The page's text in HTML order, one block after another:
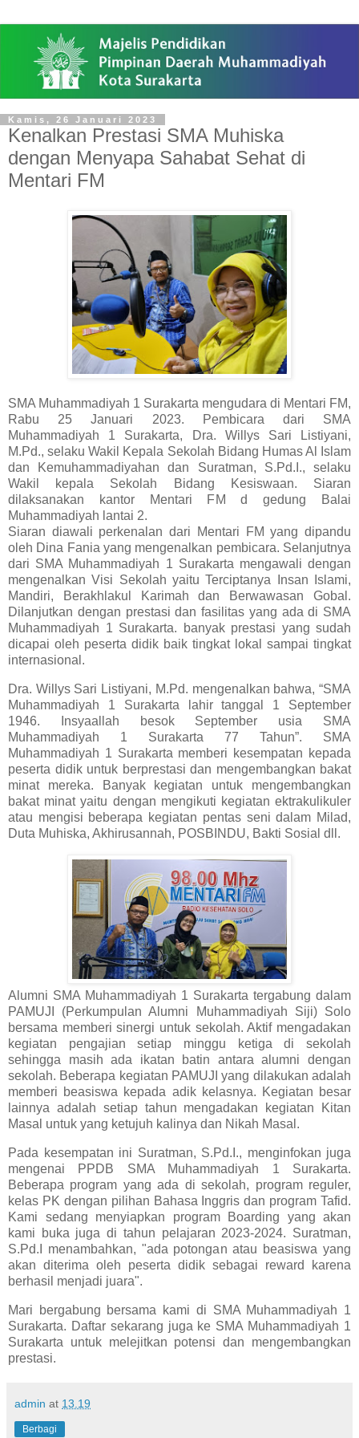
Kamis, 26 Januari 2023
Kenalkan Prestasi SMA Muhiska
dengan Menyapa Sahabat Sehat di
Mentari FM
SMA Muhammadiyah 1 Surakarta mengudara di Mentari FM,
Rabu 25 Januari 2023. Pembicara dari SMA
Muhammadiyah 1 Surakarta, Dra. Willys Sari Listiyani,
M.Pd., selaku Wakil Kepala Sekolah Bidang Humas Al Islam
dan Kemuhammadiyahan dan Suratman, S.Pd.I., selaku
Wakil kepala Sekolah Bidang Kesiswaan. Siaran
dilaksanakan kantor Mentari FM d gedung Balai
Muhammadiyah lantai 2.
Siaran diawali perkenalan dari Mentari FM yang dipandu
oleh Dina Fania yang mengenalkan pembicara. Selanjutnya
dari SMA Muhammadiyah 1 Surakarta mengawali dengan
mengenalkan Visi Sekolah yaitu Terciptanya Insan Islami,
Mandiri, Berakhlakul Karimah dan Berwawasan Gobal.
Dilanjutkan dengan prestasi dan fasilitas yang ada di SMA
Muhammadiyah 1 Surakarta. banyak prestasi yang sudah
dicapai oleh peserta didik baik tingkat lokal sampai tingkat
internasional.
Dra. Willys Sari Listiyani, M.Pd. mengenalkan bahwa, “SMA
Muhammadiyah 1 Surakarta lahir tanggal 1 September
1946. Insyaallah besok September usia SMA
Muhammadiyah 1 Surakarta 77 Tahun”. SMA
Muhammadiyah 1 Surakarta memberi kesempatan kepada
peserta didik untuk berprestasi dan mengembangkan bakat
minat mereka. Banyak kegiatan untuk mengembangkan
bakat minat yaitu dengan mengikuti kegiatan ektrakulikuler
atau mengisi beberapa kegiatan pentas seni dalam Milad,
Duta Muhiska, Akhirusannah, POSBINDU, Bakti Sosial dll.
Alumni SMA Muhammadiyah 1 Surakarta tergabung dalam
PAMUJI (Perkumpulan Alumni Muhammadiyah Siji) Solo
bersama memberi sinergi untuk sekolah. Aktif mengadakan
kegiatan pengajian setiap minggu ketiga di sekolah
sehingga masih ada ikatan batin antara alumni dengan
sekolah. Beberapa kegiatan PAMUJI yang dilakukan adalah
memberi beasiswa kepada adik kelasnya. Kegiatan besar
lainnya adalah setiap tahun mengadakan kegiatan Kitan
Masal untuk yang ketujuh kalinya dan Nikah Masal.
Pada kesempatan ini Suratman, S.Pd.I., menginfokan juga
mengenai PPDB SMA Muhammadiyah 1 Surakarta.
Beberapa program yang ada di sekolah, program reguler,
kelas PK dengan pilihan Bahasa Inggris dan program Tafid.
Kami sedang menyiapkan program Boarding yang akan
kami buka juga di tahun pelajaran 2023-2024. Suratman,
S.Pd.I menambahkan, "ada potongan atau beasiswa yang
akan diterima oleh peserta didik sebagai reward karena
berhasil menjadi juara".
Mari bergabung bersama kami di SMA Muhammadiyah 1
Surakarta. Daftar sekarang juga ke SMA Muhammadiyah 1
Surakarta untuk melejitkan potensi dan mengembangkan
prestasi.
admin at 13.19
Berbagi